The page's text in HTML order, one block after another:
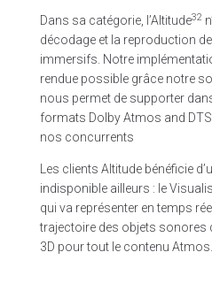
Dans sa catégorie, l’Altitude32
décodage et la reproduction
immersifs. Notre
rendue possible grâce notre
nous permet de supporter
formats Dolby Atmos and
nos concurrents
Les clients Altitude bénéficie
indisponible ailleurs : le
qui va représenter en temps
trajectoire des objets sonores
3D pour tout le contenu Atmos.